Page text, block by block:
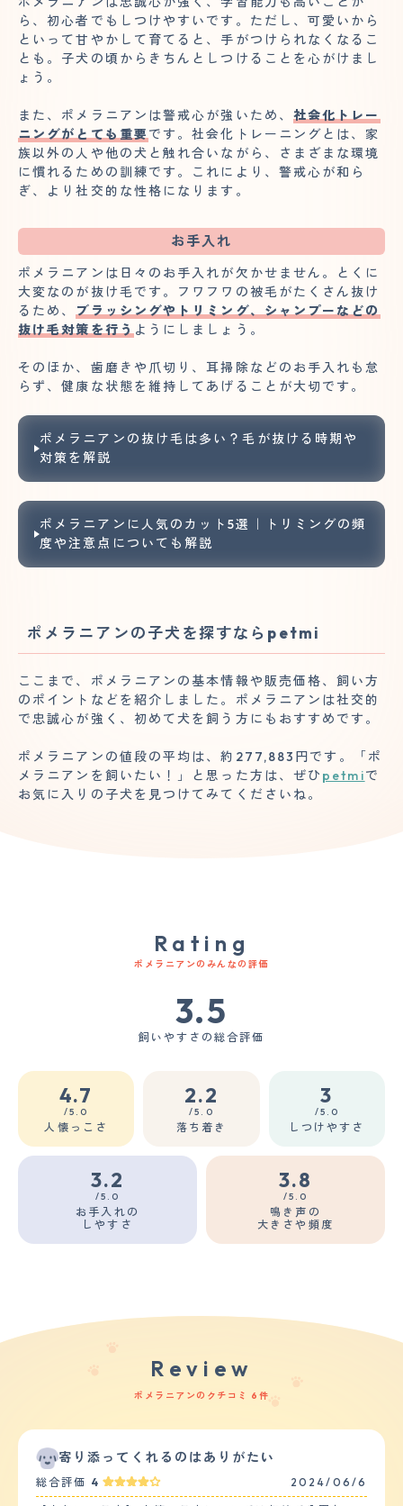
ら、初心者でもしつけやすいです。ただし、可愛いから
といって甘やかして育てると、手がつけられなくなるこ
とも。子犬の頃からきちんとしつけることを心がけまし
ょう。
また、ポメラニアンは警戒心が強いため、 社会化トレー
ニングがとても重要 です。社会化トレーニングとは、家
族以外の人や他の犬と触れ合いながら、さまざまな環境
に慣れるための訓練です。これにより、警戒心が和ら
ぎ、より社交的な性格になります。
お手入れ
ポメラニアンは日々のお手入れが欠かせません。とくに
大変なのが抜け毛です。フワフワの被毛がたくさん抜け
るため、 ブラッシングやトリミング、シャンプーなどの
抜け毛対策を行う ようにしましょう。
そのほか、歯磨きや爪切り、耳掃除などのお手入れも怠
らず、健康な状態を維持してあげることが大切です。
ポメラニアンの抜け毛は多い？毛が抜ける時期や
対策を解説
ポメラニアンに人気のカット5選｜トリミングの頻
度や注意点についても解説
ポメラニアンの子犬を探すならpetmi
ここまで、ポメラニアンの基本情報や販売価格、飼い方
のポイントなどを紹介しました。ポメラニアンは社交的
で忠誠心が強く、初めて犬を飼う方にもおすすめです。
ポメラニアンの値段の平均は、約277,883円です。「ポ
メラニアンを飼いたい！」と思った方は、ぜひ petmiで
お気に入りの子犬を見つけてみてくださいね。
Rating
ポメラニアンのみんなの評価
3.5
飼いやすさの総合評価
4.7
/5.0
人懐っこさ
2.2
/5.0
落ち着き
3
/5.0
しつけやすさ
3.2
/5.0
お手入れの
しやすさ
3.8
/5.0
鳴き声の
大きさや頻度
Review
ポメラニアンのクチコミ 6件
寄り添ってくれるのはありがたい
総合評価 4 2024/06/6